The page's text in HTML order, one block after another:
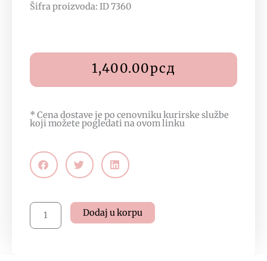
Šifra proizvoda: ID 7360
1,400.00рсд
* Cena dostave je po cenovniku kurirske službe
koji možete pogledati naovom linku
Eterična
toaletna
Dodaj u korpu